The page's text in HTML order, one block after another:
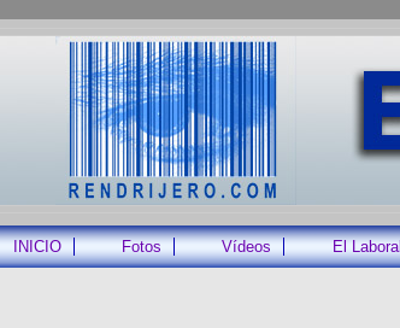
INICIO Fotos Vídeos El Laboral